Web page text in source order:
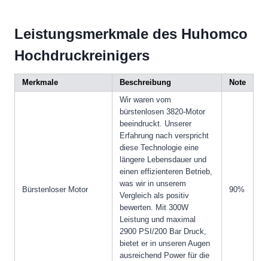
Leistungsmerkmale des Huhomco
Hochdruckreinigers
Merkmale Beschreibung Note
Bürstenloser Motor
Wir waren vom
bürstenlosen 3820-Motor
beeindruckt. Unserer
Erfahrung nach verspricht
diese Technologie eine
längere Lebensdauer und
einen effizienteren Betrieb,
was wir in unserem
Vergleich als positiv
bewerten. Mit 300W
Leistung und maximal
2900 PSI/200 Bar Druck,
bietet er in unseren Augen
ausreichend Power für die
90%